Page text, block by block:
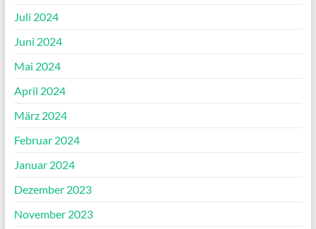
Juli 2024
Juni 2024
Mai 2024
April 2024
März 2024
Februar 2024
Januar 2024
Dezember 2023
November 2023